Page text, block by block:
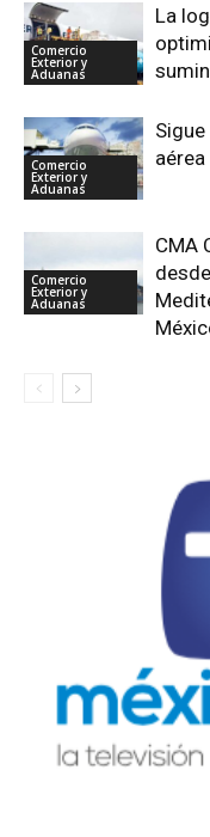
Comercio
Exterior y
Aduanas
La
Comercio
Exterior y
Aduanas
Comercio
Exterior y
Aduanas
CMA